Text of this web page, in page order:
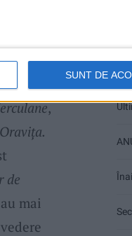
SUNT DE
,
Oravița.
de
mai